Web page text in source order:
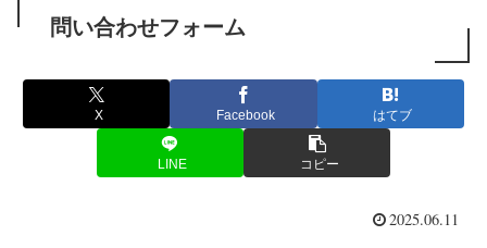
問い合わせフォーム
X Facebook はてブ
LINE コピー
2025.06.11